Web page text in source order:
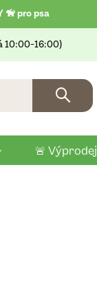
🦮 pro psa
🚨 Výprodej